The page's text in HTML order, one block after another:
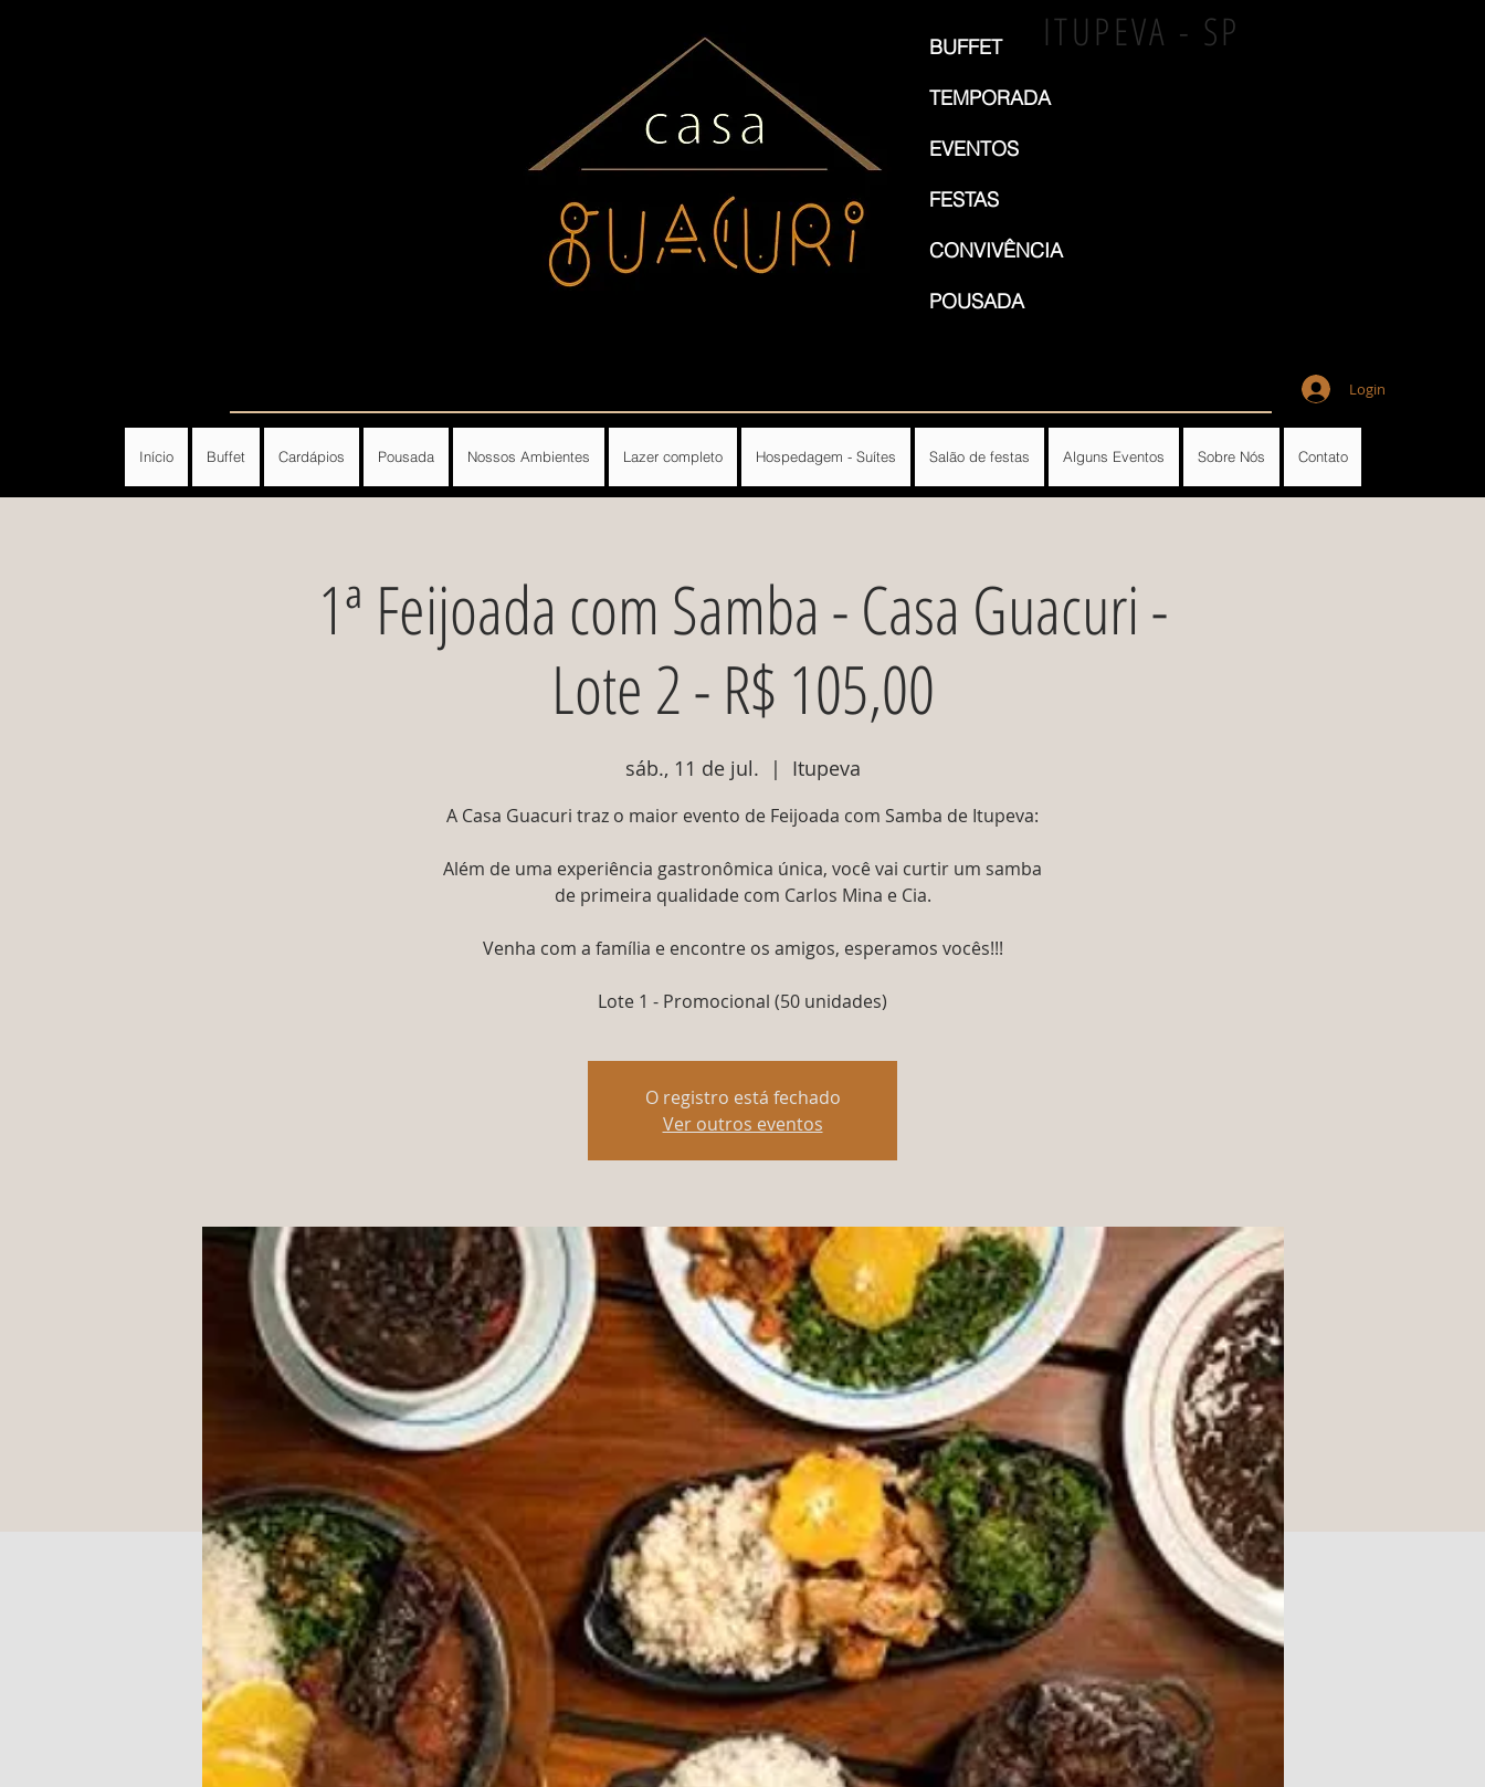
ITUPEVA - SP
BUFFET
TEMPORADA
EVENTOS
FESTAS
CONVIVÊNCIA
POUSADA
Login
Início Buffet Cardápios Pousada Nossos Ambientes Lazer completo Hospedagem - Suítes Salão de festas Alguns Eventos Sobre Nós Contato
1ª Feijoada com Samba - Casa Guacuri -
Lote 2 - R$ 105,00
sáb., 11 de jul.
  |
Itupeva
A Casa Guacuri traz o maior evento de Feijoada com Samba de Itupeva:
Além de uma experiência gastronômica única, você vai curtir um samba
de primeira qualidade com Carlos Mina e Cia.
Venha com a família e encontre os amigos, esperamos vocês!!!
Lote 1 - Promocional (50 unidades)
O registro está fechado
Ver outros eventos